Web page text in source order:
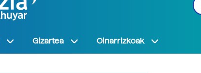
Gizartea Oinarrizkoak